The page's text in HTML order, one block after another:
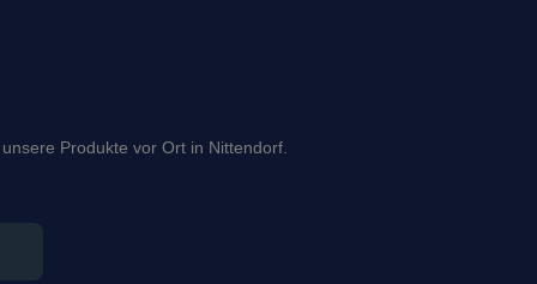
Produkte vor Ort in Nittendorf.